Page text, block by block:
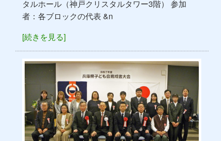
タルホール（神戸クリスタルタワー3階） 参加
者：各ブロックの代表 &n
[続きを見る]